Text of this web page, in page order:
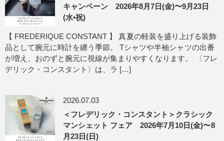
キャンペーン 2026年8月7日(金)〜9月23日
(水•祝)
【 FREDERIQUE CONSTANT 】 真夏の軽装を盛り上げる装飾
品として腕元に時計を纏う季節。 Tシャツや半袖シャツの出番
が増え、おのずと腕元に視線が集まりやすくなります。 〈フレ
デリック・コンスタント〉は、ラ […]
2026.07.03
＜フレデリック・コンスタント＞クラシック
マンシェット フェア 2026年7月10日(金)〜8
月23日(日)